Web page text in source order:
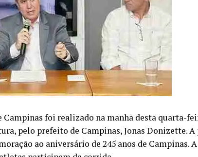
Campinas foi realizado na manhã desta quarta-
pelo prefeito de Campinas, Jonas Donizette. A
ao aniversário de 245 anos de Campinas. A